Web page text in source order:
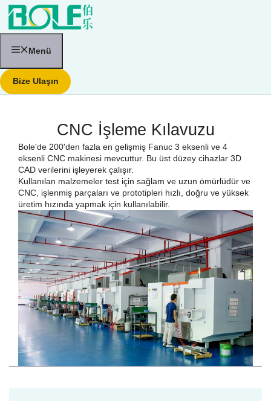
İçeriğe
atla
Menü
Bize Ulaşın
CNC İşleme Kılavuzu
Bole'de 200'den fazla en gelişmiş Fanuc 3 eksenli ve 4
eksenli CNC makinesi mevcuttur. Bu üst düzey cihazlar 3D
CAD verilerini işleyerek çalışır.
Kullanılan malzemeler test için sağlam ve uzun ömürlüdür ve
CNC, işlenmiş parçaları ve prototipleri hızlı, doğru ve yüksek
üretim hızında yapmak için kullanılabilir.